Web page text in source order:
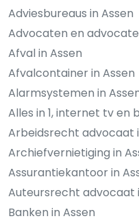
Adviesbureaus in Assen
Advocaten en
Afval in Assen
Afvalcontainer in Assen
Alarmsystemen in
Alles in 1, internet tv en
Arbeidsrecht advocaat
Archiefvernietiging in
Assurantiekantoor in
Auteursrecht advocaat
Banken in Assen